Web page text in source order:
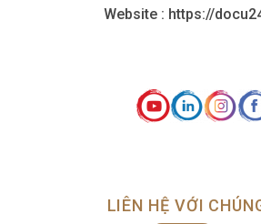
Website : https://
LIÊN HỆ VỚI